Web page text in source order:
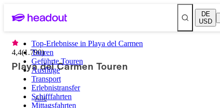
DE
USD
Top-Erlebnisse in Playa del Carmen
Touren
Geführte Touren
Ausflüge
Transport
Erlebnistransfer
Schifffahrten
Mittagsfahrten
4,4(1.790)
Playa del Carmen Touren
Alle